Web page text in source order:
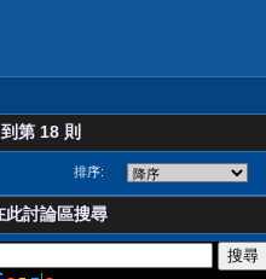
第 18 則
排序:
此討論區搜尋